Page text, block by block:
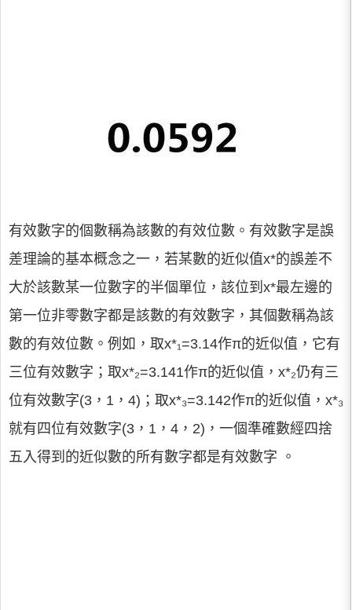
有效數字的個數稱為該數的有效位數。有效數字是誤
差理論的基本概念之一，若某數的近似值x*的誤差不
大於該數某一位數字的半個單位，該位到x*最左邊的
第一位非零數字都是該數的有效數字，其個數稱為該
數的有效位數。例如，取x*₁=3.14作π的近似值，它有
三位有效數字；取x*₂=3.141作π的近似值，x*₂仍有三
位有效數字(3，1，4)；取x*₃=3.142作π的近似值，x*₃
就有四位有效數字(3，1，4，2)，一個準確數經四捨
五入得到的近似數的所有數字都是有效數字 。